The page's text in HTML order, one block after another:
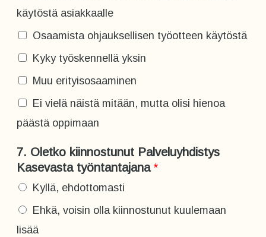
käytöstä asiakkaalle
Osaamista ohjauksellisen työotteen käytöstä
Kyky työskennellä yksin
Muu erityisosaaminen
Ei vielä näistä mitään, mutta olisi hienoa
päästä oppimaan
k
i
n
n
o
7. Oletko kiinnostunut Palveluyhdistys
Kasevasta työntantajana*
Kyllä, ehdottomasti
Ehkä, voisin olla kiinnostunut kuulemaan
lisää